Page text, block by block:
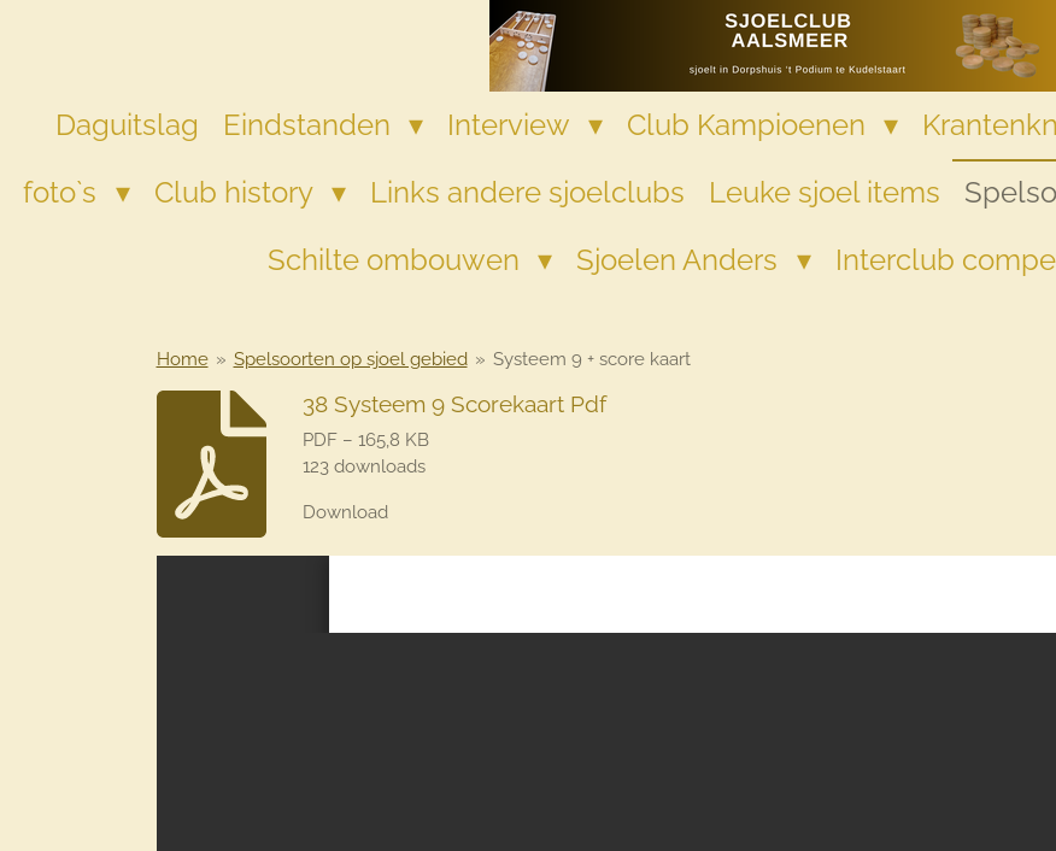
hoofdinhoud
Daguitslag Eindstanden Interview Club Kampioenen
foto`s
Club history Links andere sjoelclubs Leuke sjoel items
Schilte ombouwen
Sjoelen Anders Interclub
Home » Spelsoorten op sjoel gebied » Systeem 9 + score kaart
38 Systeem 9 Scorekaart Pdf
PDF – 165,8 KB
123 downloads
Download